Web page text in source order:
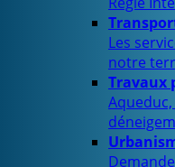
Les
notre
Travaux